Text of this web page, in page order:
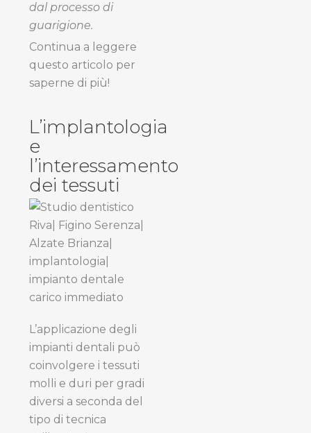
dal processo di
guarigione.
Continua a leggere
questo articolo per
saperne di più!
L’implantologia
e
l’interessamento
dei tessuti
L’applicazione degli
impianti dentali può
coinvolgere i tessuti
molli e duri per gradi
diversi a seconda del
tipo di tecnica